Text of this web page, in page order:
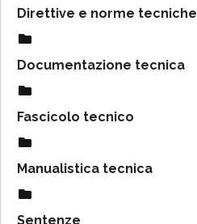
Direttive e norme tecniche
Documentazione tecnica
Fascicolo tecnico
Manualistica tecnica
Sentenze